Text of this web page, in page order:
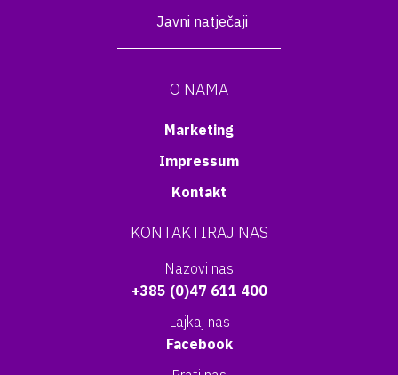
Javni natječaji
O NAMA
Marketing
Impressum
Kontakt
KONTAKTIRAJ NAS
Nazovi nas
+385 (0)47 611 400
Lajkaj nas
Facebook